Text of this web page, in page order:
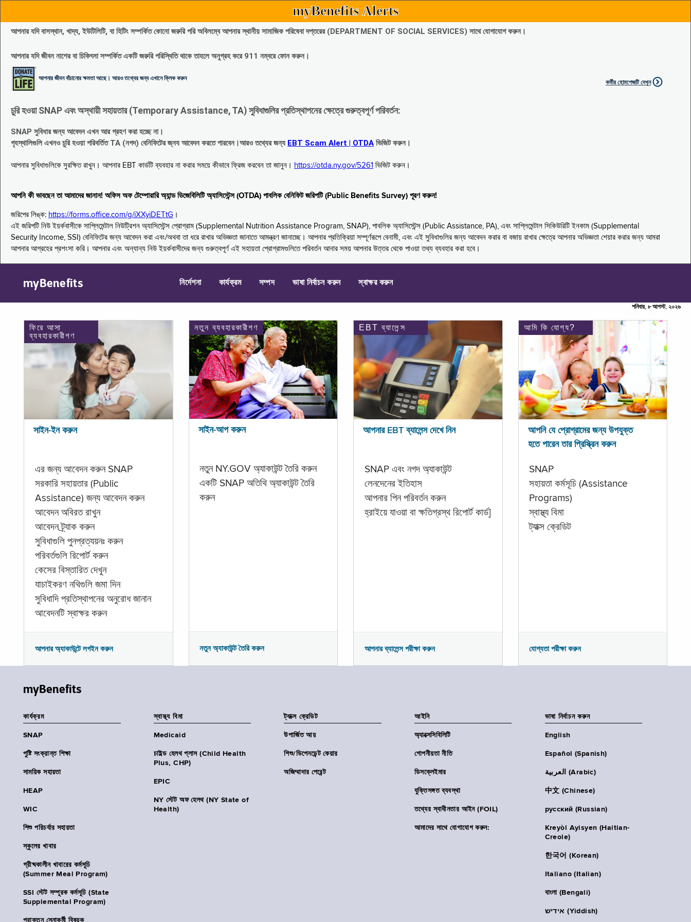
myBenefits Alerts
আপনার যদি বাসস্থান, খাদ্য, ইউটিলিটি, বা হিটিং সম্পর্কিত কোনো জরুরি পরি অবিলম্বে আপনার স্থানীয় সামাজিক পরিষেবা দপ্তরের (DEPARTMENT OF SOCIAL SERVICES) সাথে যোগাযোগ করুন।
আপনার যদি জীবন নাশের বা চিকিৎসা সম্পর্কিত একটি জরুরি পরিস্থিতি থাকে তাহলে অনুগ্রহ করে 911 নম্বরে ফোন করুন।
আপনার জীবন বাঁচানোর ক্ষমতা আছে। আরও তথ্যের জন্য এখানে ক্লিক করুন
কর্মীর হোমপেজটি দেখুন
চুরি হওয়া SNAP এবং অস্থায়ী সহায়তার (Temporary Assistance, TA) সুবিধাগুলির প্রতিস্থাপনের ক্ষেত্রে গুরুত্বপূর্ণ পরিবর্তন:
SNAP সুবিধার জন্য আবেদন এখন আর গ্রহণ করা হচ্ছে না।
গৃহস্থালিগুলি এখনও চুরি হওয়া পরিবর্তিত TA (নগদ) বেনিফিটের জ্নয আবেদন করতে পারবেন।আরও তথ্যের জন্য EBT Scam Alert | OTDA ভিজিট করুন।
আপনার সুবিধাগুলিকে সুরক্ষিত রাখুন। আপনার EBT কার্ডটি ব্যবহার না করার সময়ে কীভাবে ফ্রিজ করবেন তা জানুন। https://otda.ny.gov/5261 ভিজিট করুন।
আপনি কী ভাবছেন তা আমাদের জানান! অফিস অফ টেম্পোরারি অ্যান্ড ডিজেবিলিটি অ্যাসিস্টেন্স (OTDA) পাবলিক বেনিফিট জরিপটি (Public Benefits Survey) পূরণ করুন!
জরিপের লিঙ্ক: https://forms.office.com/g/iXXyiDETtG ।
এই জরিপটি নিউ ইয়র্কবাসীকে সাপ্লিমেন্টাল নিউট্রিশন অ্যাসিস্টেন্স প্রোগ্রাম (Supplemental Nutrition Assistance Program, SNAP), পাবলিক অ্যাসিস্টেন্স (Public Assistance, PA), এবং সাপ্লিমেন্টাল সিকিউরিটি ইনকাম (Supplemental
Security Income, SSI) বেনিফিটের জন্য আবেদন করা এবং/অথবা তা ধরে রাখার অভিজ্ঞতা জানাতে আমন্ত্রণ জানাচ্ছে। আপনার প্রতিক্রিয়া সম্পূর্ণরূপে বেনামী, এবং এই সুবিধাগুলির জন্য আবেদন করার বা বজায় রাখার ক্ষেত্রে আপনার অভিজ্ঞতা শেয়ার করার জন্য আমরা
আপনার আগ্রহের প্রশংসা করি। আপনার এবং অন্যান্য নিউ ইয়র্কবাসীদের জন্য গুরুত্বপূর্ণ এই সহায়তা প্রোগ্রামগুলিতে পরিবর্তন আনার সময় আপনার উত্তর থেকে পাওয়া তথ্য ব্যবহার করা হবে।
myBenefits নির্দেশনা কার্যক্রম সম্পদ ভাষা নির্বাচন করুন স্বাক্ষর করুন
শনিবার, ৮ আগস্ট, ২০২৬
ফিরে আসা
ব্যবহারকারীগণ
সাইন-ইন করুন
এর জন্য আবেদন করুন SNAP
সরকারি সহায়তার (Public
Assistance) জন্য আবেদন করুন
আবেদন অবিরত রাখুন
আবেদন ট্র্যাক করুন
সুবিধাগুলি পুনপ্রত্যয়নঃ করুন
পরিবর্তগুলি রিপোর্ট করুন
কেসের বিস্তারিত দেখুন
যাচাইকরণ নথিগুলি জমা দিন
সুবিধাদি প্রতিস্থাপনের অনুরোধ জানান
আবেদনটি স্বাক্ষর করুন
আপনার অ্যাকাউন্টে লগইন করুন
নতুন ব্যবহারকারীগণ
সাইন-আপ করুন
নতুন NY.GOV অ্যাকাউন্ট তৈরি করুন
একটি SNAP অতিথি অ্যাকাউন্ট তৈরি
করুন
নতুন অ্যাকাউন্ট তৈরি করুন
EBT ব্যালেন্স
আপনার EBT ব্যালেন্স দেখে নিন
SNAP এবং নগদ অ্যাকাউন্ট
লেনদেনের ইতিহাস
আপনার পিন পরিবর্তন করুন
হ্রাইয়ে যাওয়া বা ক্ষতিগ্রস্থ রিপোর্ট কার্ড]
আপনার ব্যালেন্স পরীক্ষা করুন
আমি কি যোগ্য?
আপনি যে প্রোগ্রামের জন্য উপযুক্ত
হতে পারেন তার প্রিস্ক্রিন করুন
SNAP
সহায়তা কর্মসূচি (Assistance
Programs)
স্বাস্থ্য বিমা
ট্যাক্স ক্রেডিট
যোগ্যতা পরীক্ষা করুন
myBenefits
কার্যক্রম
SNAP
পুষ্টি সংক্রান্ত শিক্ষা
সাময়িক সহায়তা
HEAP
WIC
শিশু পরিচর্যার সহায়তা
স্কুলের খাবার
গ্রীষ্মকালীন খাবারের কর্মসূচি
(Summer Meal Program)
SSI স্টেট সম্পূরক কর্মসূচি (State
Supplemental Program)
প্রাক্তন সেনাকর্মী বিষয়ক
স্বাস্থ্য বিমা
Medicaid
চাইল্ড হেলথ প্লাস (Child Health
Plus, CHP)
EPIC
NY স্টেট অফ হেলথ (NY State of
Health)
ট্যাক্স ক্রেডিট
উপার্জিত আয়
শিশু/ডিপেনডেন্ট কেয়ার
অজিম্মাদার পেরেন্ট
আইনি
অ্যাক্সেসিবিলিটি
গোপনীয়তা নীতি
ডিসক্লেইমার
যুক্তিসঙ্গত ব্যবস্থা
তথ্যের স্বাধীনতার আইন (FOIL)
আমাদের সাথে যোগাযোগ করুন:
ভাষা নির্বাচন করুন
English
Español (Spanish)
العربية (Arabic)
中文 (Chinese)
русский (Russian)
Kreyòl Ayisyen (Haitian-
Creole)
한국어 (Korean)
Italiano (Italian)
বাংলা (Bengali)
אידיש (Yiddish)